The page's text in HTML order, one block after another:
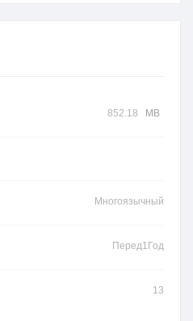
852.18 MB
Многоязычный
Перед1Год
13